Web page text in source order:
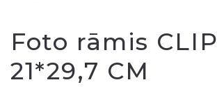
Foto rāmis CLIP
21*29,7 CM